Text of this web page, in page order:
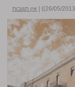
אין תגובות